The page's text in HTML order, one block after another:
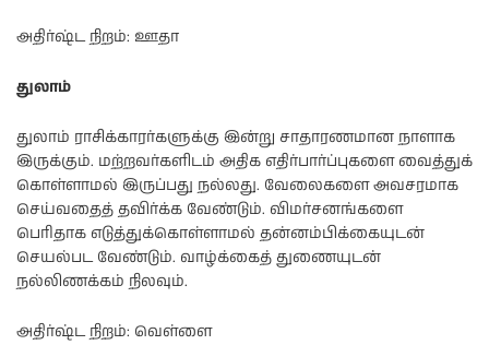
அதிர்ஷ்ட நிறம்: ஊதா
துலாம்
துலாம் ராசிக்காரர்களுக்கு இன்று சாதாரணமான நாளாக
இருக்கும். மற்றவர்களிடம் அதிக எதிர்பார்ப்புகளை வைத்துக்
கொள்ளாமல் இருப்பது நல்லது. வேலைகளை அவசரமாக
செய்வதைத் தவிர்க்க வேண்டும். விமர்சனங்களை
பெரிதாக எடுத்துக்கொள்ளாமல் தன்னம்பிக்கையுடன்
செயல்பட வேண்டும். வாழ்க்கைத் துணையுடன்
நல்லிணக்கம் நிலவும்.
அதிர்ஷ்ட நிறம்: வெள்ளை